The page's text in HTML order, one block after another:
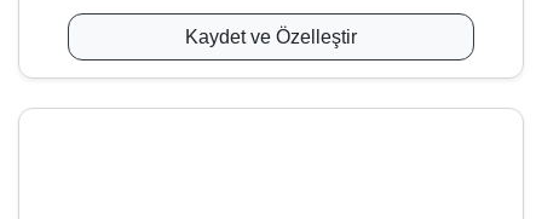
Kaydet ve Özelleştir